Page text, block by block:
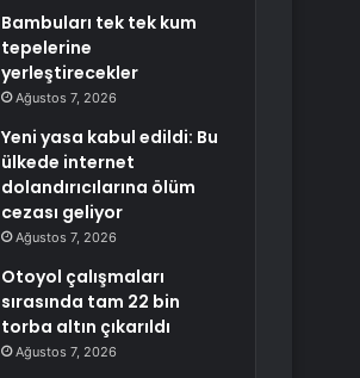
Bambuları tek tek kum
tepelerine
yerleştirecekler
Ağustos 7, 2026
Yeni yasa kabul edildi: Bu
ülkede internet
dolandırıcılarına ölüm
cezası geliyor
Ağustos 7, 2026
Otoyol çalışmaları
sırasında tam 22 bin
torba altın çıkarıldı
Ağustos 7, 2026